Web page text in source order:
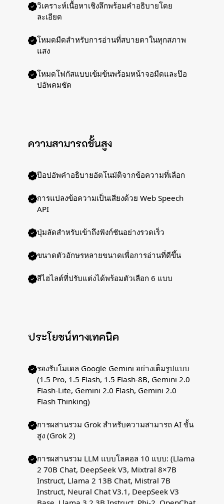
วิเคราะห์เนื้อหาเชิงลึกพร้อมคำอธิบายโดย
ละเอียด
โหมดมืดสำหรับการอ่านที่สบายตาในทุกสภาพ
แสง
โหมดโฟกัสแบบเข้มข้นพร้อมหน้าจอมืดและป๊อ
ปอัพคมชัด
ความสามารถขั้นสูง
ป๊อปอัพคำอธิบายอัตโนมัติจากข้อความที่เลือก
การแปลงข้อความเป็นเสียงด้วย Web Speech
API
ปุ่มลัดสำหรับเข้าถึงฟังก์ชันอย่างรวดเร็ว
ขนาดตัวอักษรหลายขนาดเพื่อการอ่านที่ดีขึ้น
สีไฮไลต์ที่ปรับแต่งได้พร้อมตัวเลือก 6 แบบ
ประโยชน์ทางเทคนิค
รองรับโมเดล Google Gemini อย่างเต็มรูปแบบ
(1.5 Pro, 1.5 Flash, 1.5 Flash-8B, Gemini 2.0
Flash-Lite, Gemini 2.0 Flash, Gemini 2.0
Flash Thinking)
การผสานรวม Grok สำหรับความสามารถ AI ขั้น
สูง (Grok 2)
การผสานรวม LLM แบบโลคอล 10 แบบ: (Llama
2 70B Chat, DeepSeek V3, Mixtral 8×7B
Instruct, Llama 2 13B Chat, Mistral 7B
Instruct, Neural Chat V3.1, DeepSeek V3